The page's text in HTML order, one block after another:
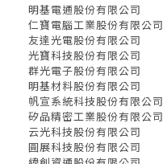
明基電通股份有限公司
仁寶電腦工業股份有限公司
友達光電股份有限公司
光寶科技股份有限公司
群光電子股份有限公司
明基材料股份有限公司
帆宣系統科技股份有限公司
矽品精密工業股份有限公司
云光科技股份有限公司
圓展科技股份有限公司